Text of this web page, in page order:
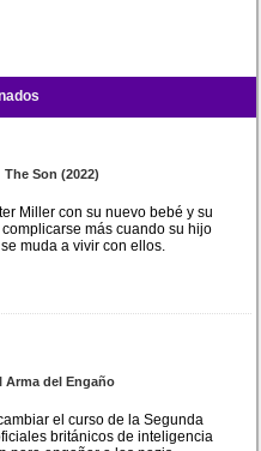
The Son (2022)
Miller con su nuevo bebé y su
más cuando su hijo
muda a vivir con ellos.
Arma del Engaño
el curso de la Segunda
británicos de inteligencia